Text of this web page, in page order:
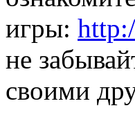
игры:
не
своими